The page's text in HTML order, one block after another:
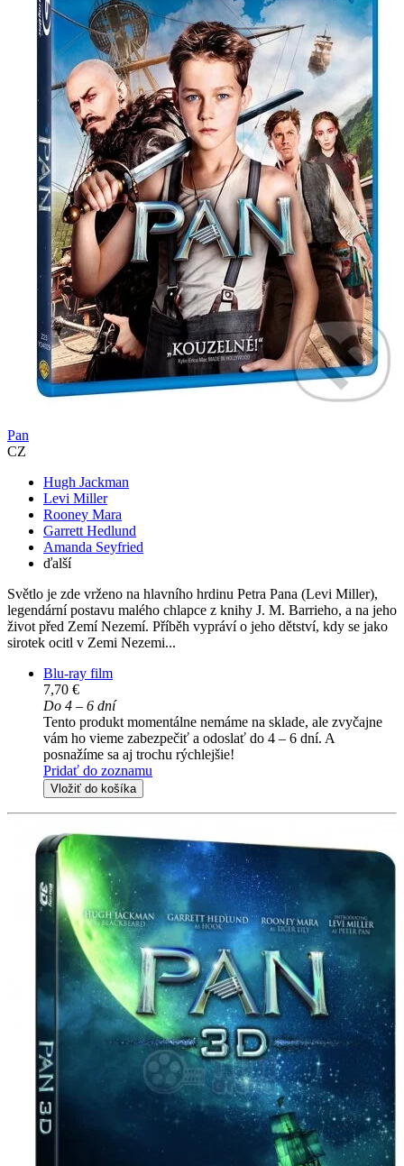
Pan
CZ
Hugh Jackman
Levi Miller
Rooney Mara
Garrett Hedlund
Amanda Seyfried
ďalší
Světlo je zde vrženo na hlavního hrdinu Petra Pana (Levi Miller),
legendární postavu malého chlapce z knihy J. M. Barrieho, a na jeho
život před Zemí Nezemí. Příběh vypráví o jeho dětství, kdy se jako
sirotek ocitl v Zemi Nezemi...
Blu-ray film
7,70 €
Do 4 – 6 dní
Tento produkt momentálne nemáme na sklade, ale zvyčajne
vám ho vieme zabezpečiť a odoslať do 4 – 6 dní. A
posnažíme sa aj trochu rýchlejšie!
Pridať do zoznamu
Vložiť do košíka